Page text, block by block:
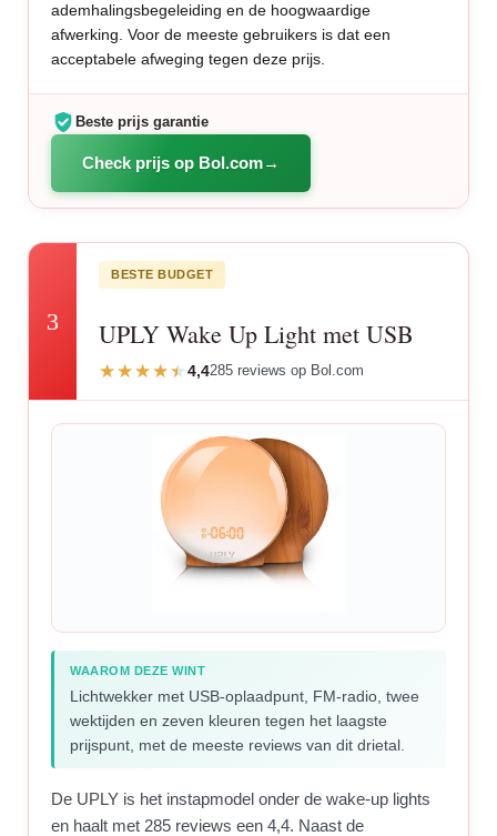
ademhalingsbegeleiding en de hoogwaardige
afwerking. Voor de meeste gebruikers is dat een
acceptabele afweging tegen deze prijs.
Beste prijs garantie
Check prijs op Bol.com
3
BESTE BUDGET
UPLY Wake Up Light met USB
4,4285 reviews op Bol.com
WAAROM DEZE WINT
Lichtwekker met USB-oplaadpunt, FM-radio, twee
wektijden en zeven kleuren tegen het laagste
prijspunt, met de meeste reviews van dit drietal.
De UPLY is het instapmodel onder de wake-up lights
en haalt met 285 reviews een 4,4. Naast de